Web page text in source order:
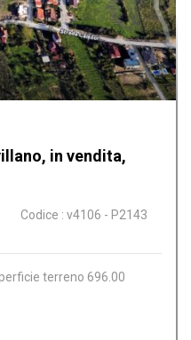
Calea Borsului,
Codice : V4085 - P2139
terreno 5043.00